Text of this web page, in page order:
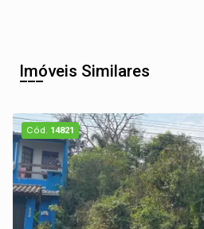
Imóveis Similares
Cód. 14821